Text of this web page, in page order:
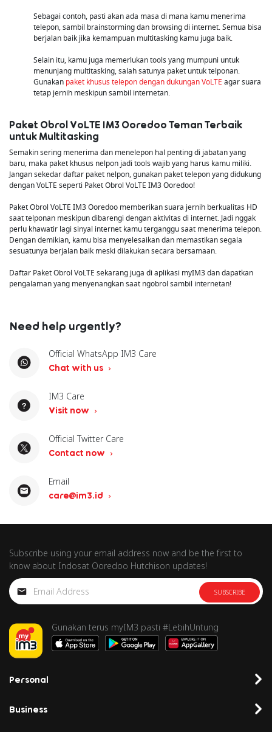
Sebagai contoh, pasti akan ada masa di mana kamu menerima
telepon, sambil brainstorming dan browsing di internet. Semua bisa
berjalan baik jika kemampuan multitasking kamu juga baik.
Selain itu, kamu juga memerlukan tools yang mumpuni untuk
menunjang multitasking, salah satunya paket untuk telponan.
Gunakan paket khusus telepon dengan dukungan VoLTE agar suara
tetap jernih meskipun sambil internetan.
Paket Obrol VoLTE IM3 Ooredoo Teman Terbaik
untuk Multitasking
Semakin sering menerima dan menelepon hal penting di jabatan yang
baru, maka paket khusus nelpon jadi tools wajib yang harus kamu miliki.
Jangan sekedar daftar paket nelpon, gunakan paket telepon yang didukung
dengan VoLTE seperti Paket Obrol VoLTE IM3 Ooredoo!
Paket Obrol VoLTE IM3 Ooredoo memberikan suara jernih berkualitas HD
saat telponan meskipun dibarengi dengan aktivitas di internet. Jadi nggak
perlu khawatir lagi sinyal internet kamu terganggu saat menerima telepon.
Dengan demikian, kamu bisa menyelesaikan dan memastikan segala
sesuatunya berjalan baik meski dilakukan secara bersamaan.
Daftar Paket Obrol VoLTE sekarang juga di aplikasi myIM3 dan dapatkan
pengalaman yang menyenangkan saat ngobrol sambil internetan!
Need help urgently?
Official WhatsApp IM3 Care
Chat with us
IM3 Care
Visit now
Official Twitter Care
Contact now
Email
care@im3.id
Subscribe using your email address now and be the first to
know about Indosat Ooredoo Hutchison updates!
SUBSCRIBE
Gunakan terus myIM3 pasti #LebihUntung
Personal
Business